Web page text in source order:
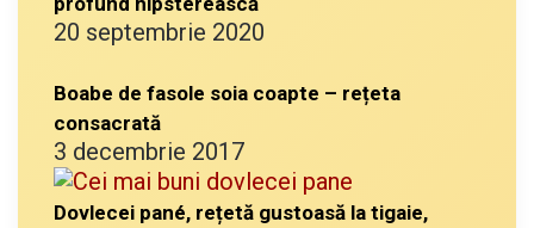
20 septembrie 2020
Boabe de fasole soia coapte – rețeta
consacrată
3 decembrie 2017
Dovlecei pané, rețetă gustoasă la tigaie,